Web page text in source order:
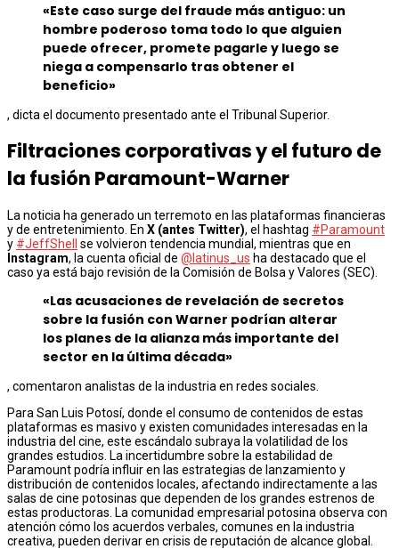
«Este caso surge del fraude más antiguo: un
hombre poderoso toma todo lo que alguien
puede ofrecer, promete pagarle y luego se
niega a compensarlo tras obtener el
beneficio»
, dicta el documento presentado ante el Tribunal Superior.
Filtraciones corporativas y el futuro de
la fusión Paramount-Warner
La noticia ha generado un terremoto en las plataformas financieras
y de entretenimiento. En X (antes Twitter), el hashtag #Paramount
y #JeffShell
se volvieron tendencia mundial, mientras que en
Instagram, la cuenta oficial de @latinus_us ha destacado que el
caso ya está bajo revisión de la Comisión de Bolsa y Valores (SEC).
«Las acusaciones de revelación de secretos
sobre la fusión con Warner podrían alterar
los planes de la alianza más importante del
sector en la última década»
, comentaron analistas de la industria en redes sociales.
Para San Luis Potosí, donde el consumo de contenidos de estas
plataformas es masivo y existen comunidades interesadas en la
industria del cine, este escándalo subraya la volatilidad de los
grandes estudios. La incertidumbre sobre la estabilidad de
Paramount podría influir en las estrategias de lanzamiento y
distribución de contenidos locales, afectando indirectamente a las
salas de cine potosinas que dependen de los grandes estrenos de
estas productoras. La comunidad empresarial potosina observa con
atención cómo los acuerdos verbales, comunes en la industria
creativa, pueden derivar en crisis de reputación de alcance global.